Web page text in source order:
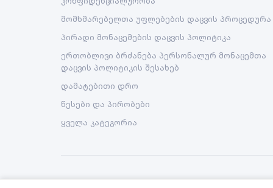
მომხმარებელთა უფლებების დაცვის პროცედურა
პირადი მონაცემების დაცვის პოლიტიკა
ერთობლივი ბრძანება პერსონალურ მონაცემთა
დაცვის პოლიტიკის შესახებ
დამატებითი დრო
წესები და პირობები
ყველა კატეგორია